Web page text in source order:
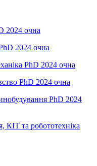
2024 очна
2024 очна
PhD 2024 очна
PhD 2024 очна
PhD 2024
КІТ та робототехніка